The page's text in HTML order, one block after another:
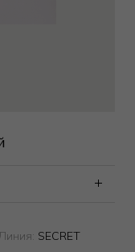
Линия: SECRET